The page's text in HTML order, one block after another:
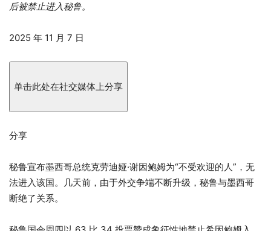
后被禁止进入秘鲁。
发
2025
11
月
日
2025 年 11 月 7 日
单击此处在社交媒体上分享
分享
秘鲁宣布墨西哥总统克劳迪娅·谢因鲍姆为“不受欢迎的人”，无
法进入该国。几天前，由于外交争端不断升级，秘鲁与墨西哥
断绝了关系。